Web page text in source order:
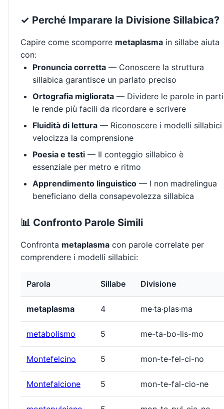
✓ Perché Imparare la Divisione Sillabica?
Capire come scomporre metaplasma in sillabe aiuta
con:
Pronuncia corretta — Conoscere la struttura
sillabica garantisce un parlato preciso
Ortografia migliorata — Dividere le parole in parti
le rende più facili da ricordare e scrivere
Fluidità di lettura — Riconoscere i modelli sillabici
velocizza la comprensione
Poesia e testi — Il conteggio sillabico è
essenziale per metro e ritmo
Apprendimento linguistico — I non madrelingua
beneficiano della consapevolezza sillabica
📊 Confronto Parole Simili
Confronta metaplasma con parole correlate per
comprendere i modelli sillabici:
Parola Sillabe Divisione
metaplasma 4 me·ta·plas·ma
metabolismo 5 me-ta-bo-lis-mo
Montefelcino 5 mon-te-fel-ci-no
Montefalcione 5 mon-te-fal-cio-ne